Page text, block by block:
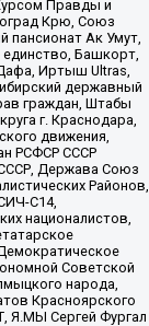
Правды и
Крю, Союз
пансионат Ак Умут,
единство, Башкорт,
Иртыш Ultras,
державный
граждан, Штабы
г. Краснодара,
движения,
РСФСР СССР
Держава Союз
Районов,
С14,
националистов,
Советской
народа,
Красноярского
Я.МЫ Сергей Фургал